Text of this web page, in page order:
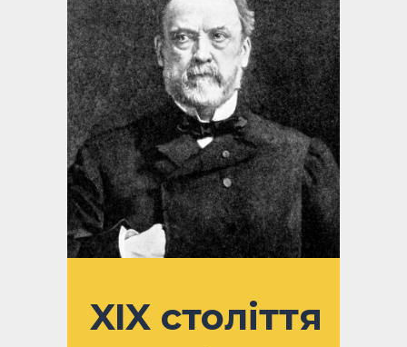
XIX століття